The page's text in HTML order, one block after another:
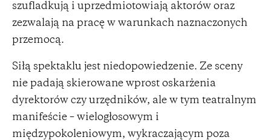
szufladkują i uprzedmiotowiają aktorów oraz
zezwalają na pracę w warunkach naznaczonych
przemocą.
Siłą spektaklu jest niedopowiedzenie. Ze sceny
nie padają skierowane wprost oskarżenia
dyrektorów czy urzędników, ale w tym teatralnym
manifeście – wielogłosowym i
międzypokoleniowym, wykraczającym poza